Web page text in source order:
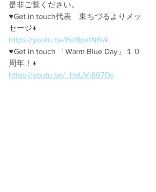
是非ご覧ください。
♥︎Get in touch代表　東ちづるよりメッ
セージ↓
https://youtu.be/EuI9pxfN6vk
♥︎Get in touch 「Warm Blue Day」１０
周年！↓
https://youtu.be/_hpUVi807Os